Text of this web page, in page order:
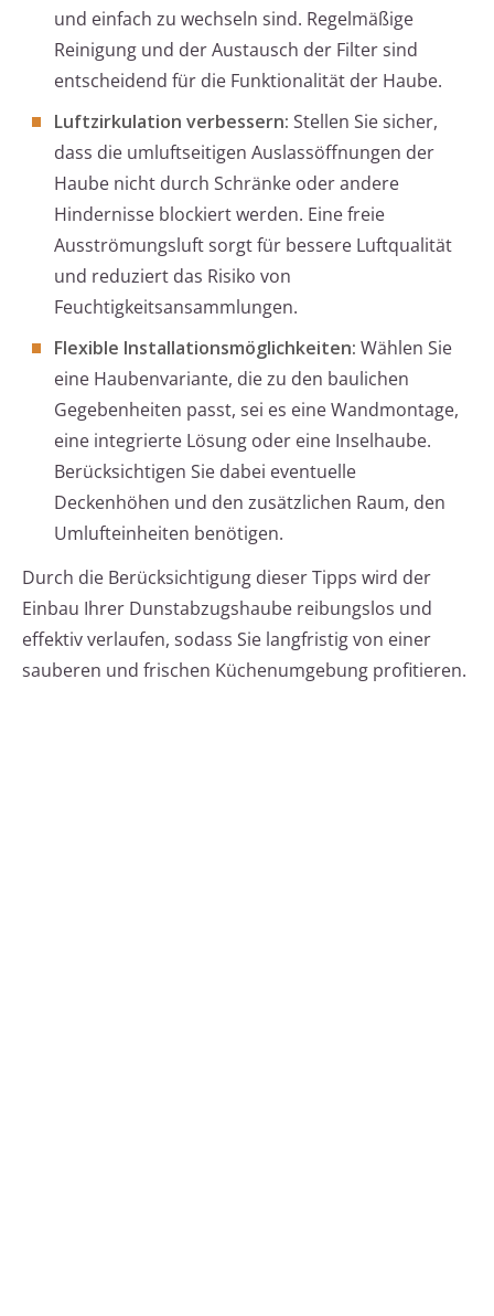
und einfach zu wechseln sind. Regelmäßige
Reinigung und der Austausch der Filter sind
entscheidend für die Funktionalität der Haube.
Luftzirkulation verbessern: Stellen Sie sicher,
dass die umluftseitigen Auslassöffnungen der
Haube nicht durch Schränke oder andere
Hindernisse blockiert werden. Eine freie
Ausströmungsluft sorgt für bessere Luftqualität
und reduziert das Risiko von
Feuchtigkeitsansammlungen.
Flexible Installationsmöglichkeiten: Wählen Sie
eine Haubenvariante, die zu den baulichen
Gegebenheiten passt, sei es eine Wandmontage,
eine integrierte Lösung oder eine Inselhaube.
Berücksichtigen Sie dabei eventuelle
Deckenhöhen und den zusätzlichen Raum, den
Umlufteinheiten benötigen.
Durch die Berücksichtigung dieser Tipps wird der
Einbau Ihrer Dunstabzugshaube reibungslos und
effektiv verlaufen, sodass Sie langfristig von einer
sauberen und frischen Küchenumgebung profitieren.